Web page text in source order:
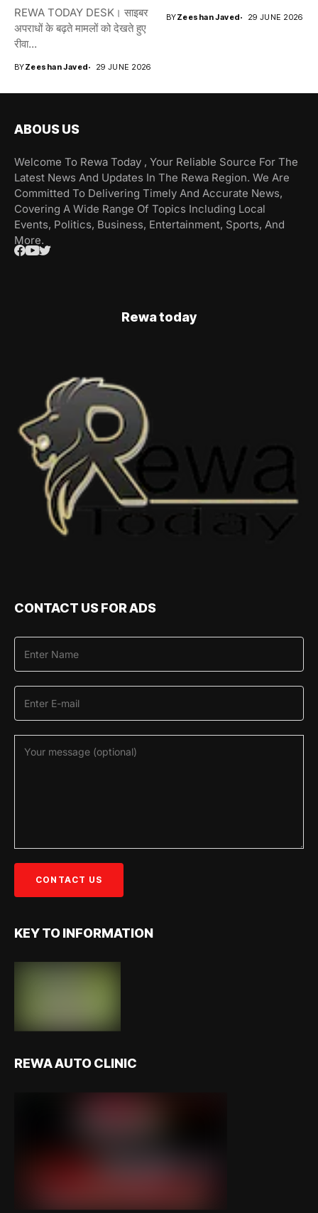
REWA TODAY DESK। साइबर
अपराधों के बढ़ते मामलों को देखते हुए
रीवा...
BYZeeshan Javed 29 JUNE 2026
BYZeeshan Javed 29 JUNE 2026
ABOUS US
Welcome To Rewa Today , Your Reliable Source For The
Latest News And Updates In The Rewa Region. We Are
Committed To Delivering Timely And Accurate News,
Covering A Wide Range Of Topics Including Local
Events, Politics, Business, Entertainment, Sports, And
More.
Rewa today
CONTACT US FOR ADS
KEY TO INFORMATION
REWA AUTO CLINIC